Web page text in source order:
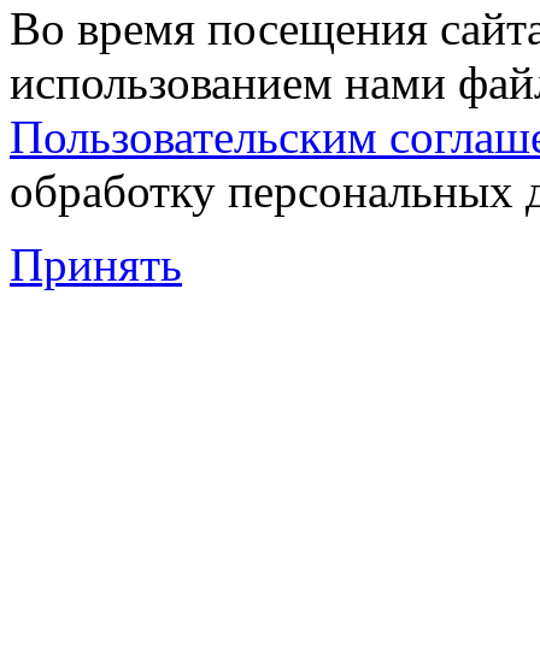
Во время посещения
использованием нами
Пользовательским
обработку персональных
Принять